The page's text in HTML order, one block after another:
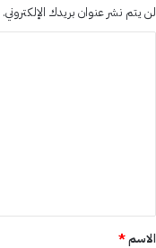
لن يتم نشر عنوان بريدك الإلكتروني.
*
الاسم*